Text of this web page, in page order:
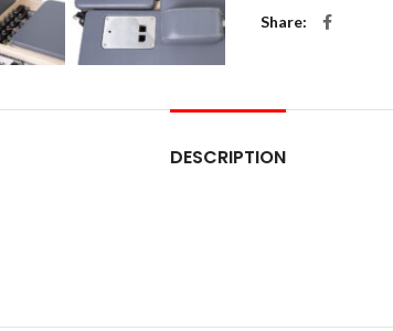
Share
DESCRIPTION